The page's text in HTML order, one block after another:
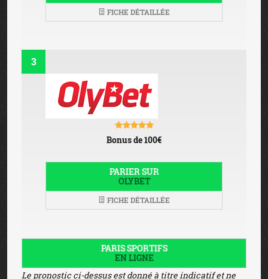
FICHE DÉTAILLÉE
3
Bonus de 100€
PARIER SUR
OLYBET
FICHE DÉTAILLÉE
PARIS SPORTIFS
EN LIGNE
Le pronostic ci-dessus est donné à titre indicatif et ne